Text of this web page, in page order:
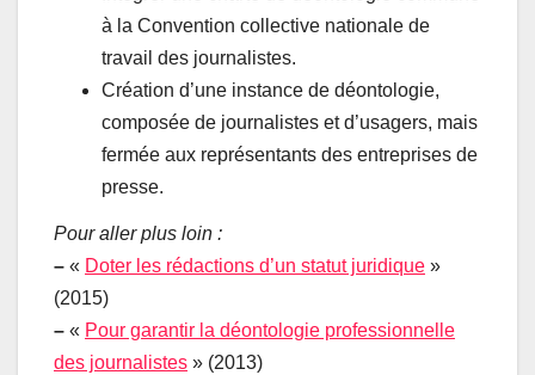
à la Convention collective nationale de
travail des journalistes.
Création d’une instance de déontologie,
composée de journalistes et d’usagers, mais
fermée aux représentants des entreprises de
presse.
Pour aller plus loin :
– « Doter les rédactions d’un statut juridique »
(2015)
– « Pour garantir la déontologie professionnelle
des journalistes » (2013)